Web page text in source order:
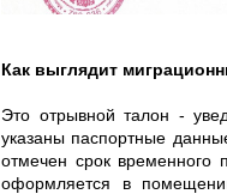
Как выглядит
Это отрывной талон -
указаны паспортные
отмечен срок временного
оформляется в